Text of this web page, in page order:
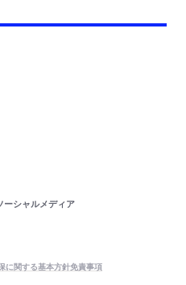
ーシャルメディア
に関する基本方針免責事項